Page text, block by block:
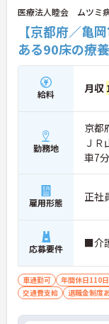
医療法人睦会 ムツミ
【京都府／亀
ある90床の療
給料 月収
勤務地
京都
ＪＲ
車7分
雇用形態 正社
応募要件 ■介
車通勤可 年間休日110
交通費支給
退職金制度